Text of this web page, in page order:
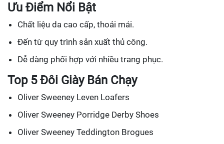
Ưu Điểm Nổi Bật
Chất liệu da cao cấp, thoải mái.
Đến từ quy trình sản xuất thủ công.
Dễ dàng phối hợp với nhiều trang phục.
Top 5 Đôi Giày Bán Chạy
Oliver Sweeney Leven Loafers
Oliver Sweeney Porridge Derby Shoes
Oliver Sweeney Teddington Brogues